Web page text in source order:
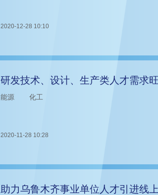
2020-12-28 10:10
研发技术、设计、生产类人才需求
能源 化工
2020-11-28 10:28
助力乌鲁木齐事业单位人才引进线